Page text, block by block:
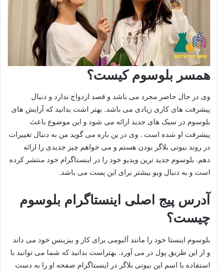
همسر بلوسوم کیست؟
وی در حال حاضر مجرد می باشد و قصد ازدواج ندارد و دنبال
پیشرفت های کاری زیادی می باشد. بهتر اشت بدانید که آرایش های
بلوسوم در سبک های جدید ارائه می شود و این موضوع باعث
پیشرفت او شده است . وی در ین باره می گوید من به دنبال تغییرات
در روند بیوتی بلاگر بودن هستم و می خواهم چیز جدیدی را ارائه
دهم. بلوسوم جدید ترین ویدیو خود را در اینستاگرام خود منتشر کرده
است و به دنبال ویو بیشتر برای این پست می باشد.
آدرس پیج اصلی اینستاگرام بلوسوم
چیست؟
بلوسوم اینستا خود را مانند آلبومی برای کار و بیزینس خود می داند
و از این طریق پول در می آورد. بهتراست بدانید که شما می توانید با
استفاده با اسم این بیوتی بلاگر در اینستاگرام صفحه او را به دست